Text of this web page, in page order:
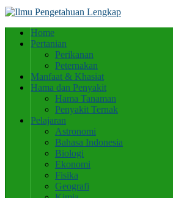
Home
Pertanian
Perikanan
Peternakan
Manfaat & Khasiat
Hama dan Penyakit
Hama Tanaman
Penyakit Ternak
Pelajaran
Astronomi
Bahasa Indonesia
Biologi
Ekonomi
Fisika
Geografi